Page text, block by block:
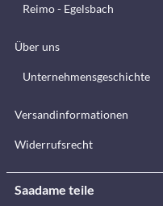
Reimo - Egelsbach
Über uns
Unternehmensgeschichte
Versandinformationen
Widerrufsrecht
Saadame teile